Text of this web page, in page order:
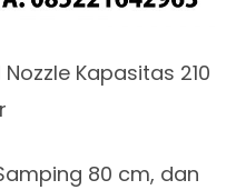
Kapasitas 210
80 cm, dan